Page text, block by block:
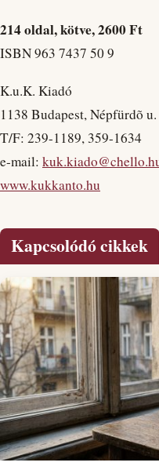
214 oldal, kötve, 2600 Ft
ISBN 963 7437 50 9
K.u.K. Kiadó
1138 Budapest, Népfürdõ
T/F: 239-1189, 359-1634
e-mail:
www.kukkanto.hu
Kapcsolódó cikkek